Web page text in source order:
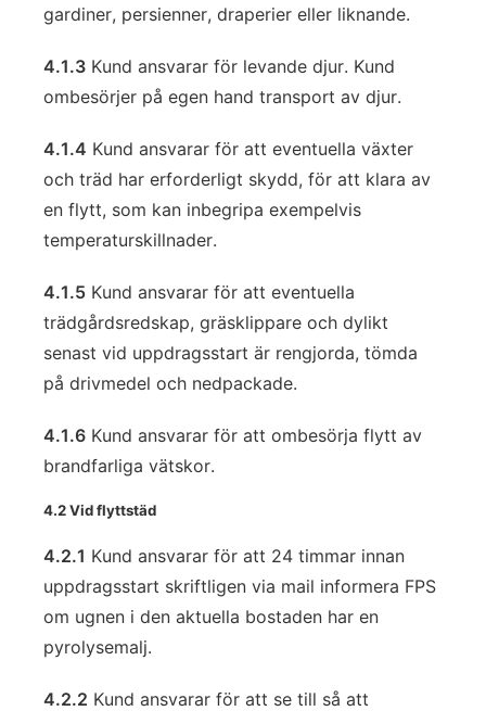
gardiner, persienner, draperier eller liknande.
4.1.3 Kund ansvarar för levande djur. Kund
ombesörjer på egen hand transport av djur.
4.1.4 Kund ansvarar för att eventuella växter
och träd har erforderligt skydd, för att klara av
en flytt, som kan inbegripa exempelvis
temperaturskillnader.
4.1.5 Kund ansvarar för att eventuella
trädgårdsredskap, gräsklippare och dylikt
senast vid uppdragsstart är rengjorda, tömda
på drivmedel och nedpackade.
4.1.6 Kund ansvarar för att ombesörja flytt av
brandfarliga vätskor.
4.2 Vid flyttstäd
4.2.1 Kund ansvarar för att 24 timmar innan
uppdragsstart skriftligen via mail informera FPS
om ugnen i den aktuella bostaden har en
pyrolysemalj.
4.2.2 Kund ansvarar för att se till så att